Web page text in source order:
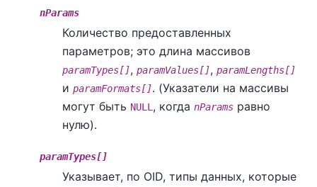
nParams
Количество предоставленных
параметров; это длина массивов
paramTypes[], paramValues[], paramLengths[]
и paramFormats[]. (Указатели на массивы
могут быть NULL , когда nParams равно
нулю).
paramTypes[]
Указывает, по OID, типы данных, которые